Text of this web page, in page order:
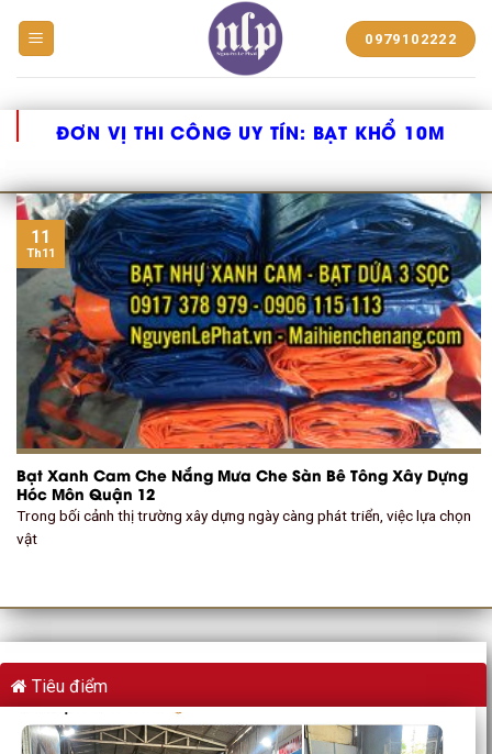
NHỰA
0979102222
ĐƠN VỊ THI CÔNG UY TÍN: BẠT KHỔ 10M
Bạt Xanh Cam Che Nắng Mưa Che Sàn Bê Tông Xây Dựng
Hóc Môn Quận 12
Trong bối cảnh thị trường xây dựng ngày càng phát triển, việc lựa chọn
vật
11
Th11
Tiêu điểm